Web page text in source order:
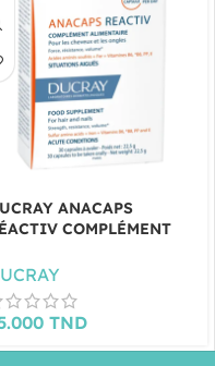
ANACAPS
COMPLÉMENT
TND